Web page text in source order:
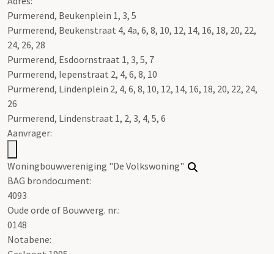
Purmerend, Beukenplein 1, 3, 5
Purmerend, Beukenstraat 4, 4a, 6, 8, 10, 12, 14, 16, 18, 20, 22,
24, 26, 28
Purmerend, Esdoornstraat 1, 3, 5, 7
Purmerend, Iepenstraat 2, 4, 6, 8, 10
Purmerend, Lindenplein 2, 4, 6, 8, 10, 12, 14, 16, 18, 20, 22, 24,
26
Purmerend, Lindenstraat 1, 2, 3, 4, 5, 6
Aanvrager:
Woningbouwvereniging "De Volkswoning"
BAG brondocument:
4093
Oude orde of Bouwverg. nr.:
0148
Notabene: